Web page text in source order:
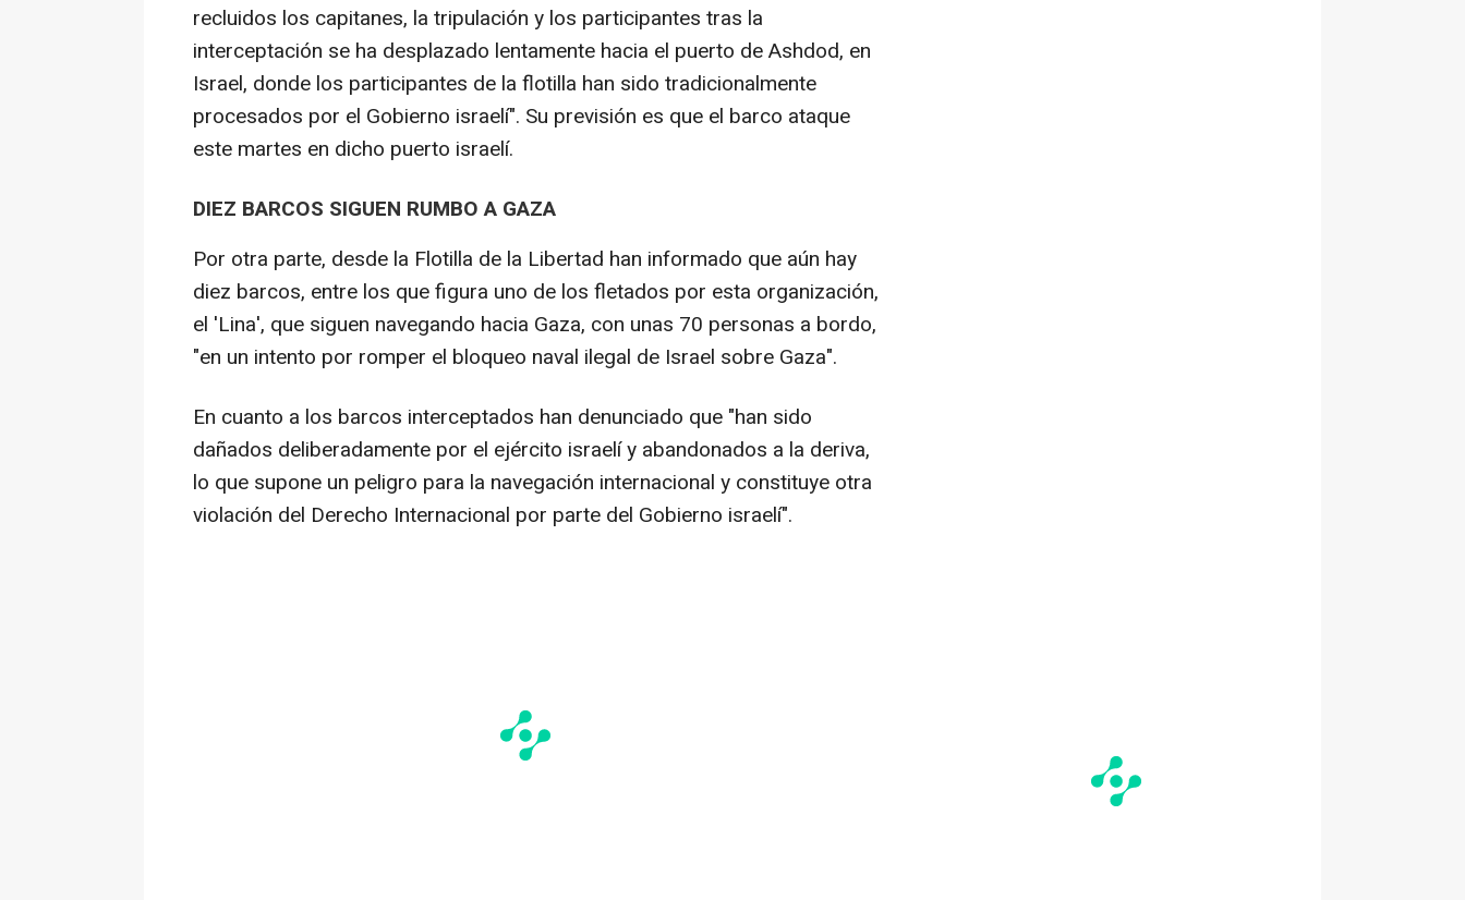
recluidos los capitanes, la tripulación y los participantes tras la
interceptación se ha desplazado lentamente hacia el puerto de Ashdod, en
Israel, donde los participantes de la flotilla han sido tradicionalmente
procesados por el Gobierno israelí". Su previsión es que el barco ataque
este martes en dicho puerto israelí.
DIEZ BARCOS SIGUEN RUMBO A GAZA
Por otra parte, desde la Flotilla de la Libertad han informado que aún hay
diez barcos, entre los que figura uno de los fletados por esta organización,
el 'Lina', que siguen navegando hacia Gaza, con unas 70 personas a bordo,
"en un intento por romper el bloqueo naval ilegal de Israel sobre Gaza".
En cuanto a los barcos interceptados han denunciado que "han sido
dañados deliberadamente por el ejército israelí y abandonados a la deriva,
lo que supone un peligro para la navegación internacional y constituye otra
violación del Derecho Internacional por parte del Gobierno israelí".